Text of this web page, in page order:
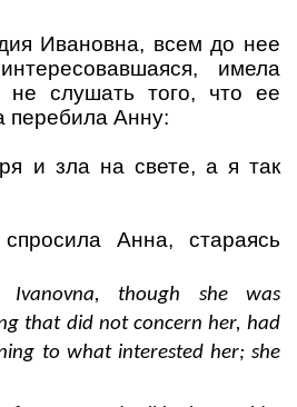
Ивановна, всем до нее
имела
не слушать того, что ее
перебила Анну:
и зла на свете, а я так
Анна, стараясь
Ivanovna, though she was
that did not concern her, had
to what interested her; she